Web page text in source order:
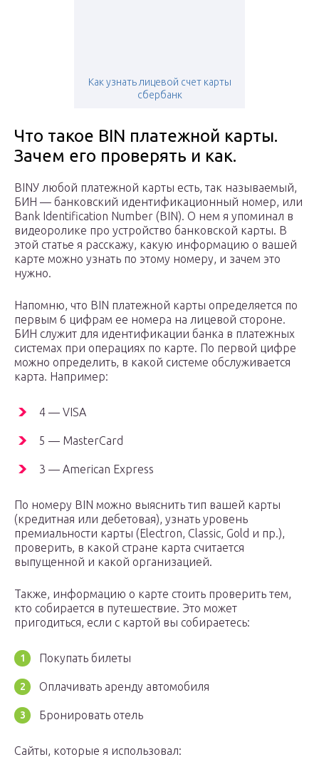
Как узнать лицевой счет карты
сбербанк
Что такое BIN платежной карты.
Зачем его проверять и как.
BINУ любой платежной карты есть, так называемый,
БИН — банковский идентификационный номер, или
Bank Identification Number (BIN). О нем я упоминал в
видеоролике про устройство банковской карты. В
этой статье я расскажу, какую информацию о вашей
карте можно узнать по этому номеру, и зачем это
нужно.
Напомню, что BIN платежной карты определяется по
первым 6 цифрам ее номера на лицевой стороне.
БИН служит для идентификации банка в платежных
системах при операциях по карте. По первой цифре
можно определить, в какой системе обслуживается
карта. Например:
4 — VISA
5 — MasterCard
3 — American Express
По номеру BIN можно выяснить тип вашей карты
(кредитная или дебетовая), узнать уровень
премиальности карты (Electron, Classic, Gold и пр.),
проверить, в какой стране карта считается
выпущенной и какой организацией.
Также, информацию о карте стоить проверить тем,
кто собирается в путешествие. Это может
пригодиться, если с картой вы собираетесь:
Покупать билеты
Оплачивать аренду автомобиля
Бронировать отель
Сайты, которые я использовал: